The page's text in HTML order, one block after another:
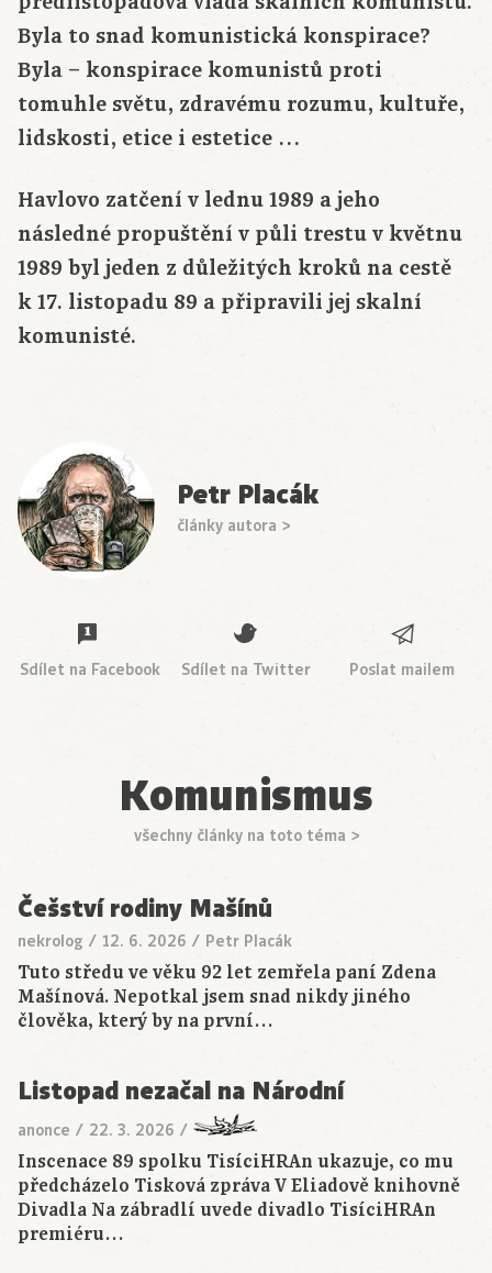
Byla to snad komunistická konspirace?
Byla – konspirace komunistů proti
tomuhle světu, zdravému rozumu, kultuře,
lidskosti, etice i estetice …
Havlovo zatčení v lednu 1989 a jeho
následné propuštění v půli trestu v květnu
1989 byl jeden z důležitých kroků na cestě
k 17. listopadu 89 a připravili jej skalní
komunisté.
Petr Placák
články autora >
Sdílet na Facebook Sdílet na Twitter Poslat mailem
Komunismus
všechny články na toto téma >
Češství rodiny Mašínů
nekrolog / 12. 6. 2026 / Petr Placák
Tuto středu ve věku 92 let zemřela paní Zdena
Mašínová. Nepotkal jsem snad nikdy jiného
člověka, který by na první…
Listopad nezačal na Národní
anonce / 22. 3. 2026 /
Inscenace 89 spolku TisíciHRAn ukazuje, co mu
předcházelo Tisková zpráva V Eliadově knihovně
Divadla Na zábradlí uvede divadlo TisíciHRAn
premiéru…